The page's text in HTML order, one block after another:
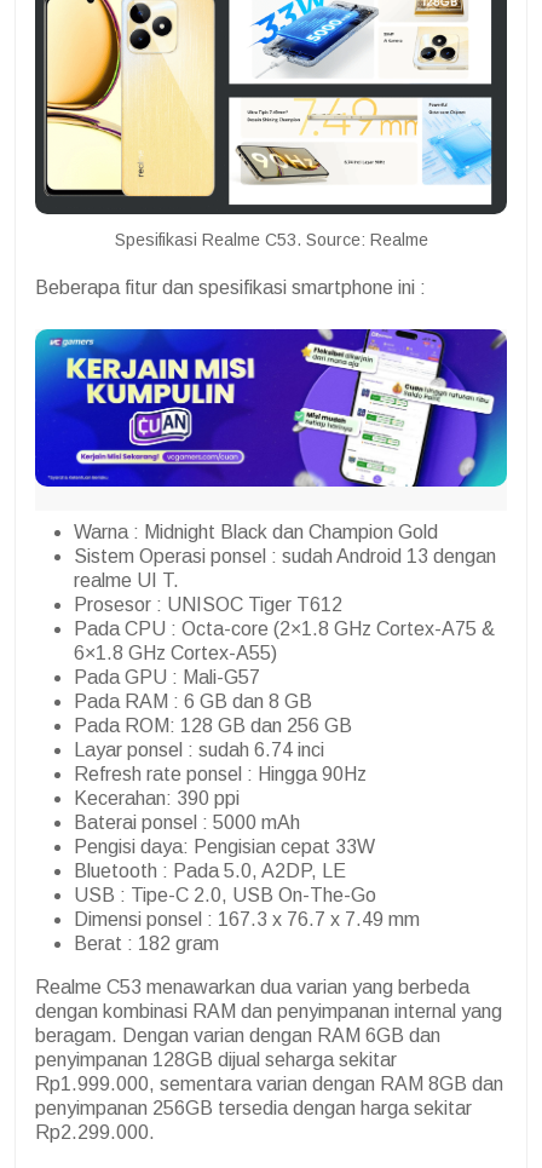
Spesifikasi Realme C53. Source: Realme
Beberapa fitur dan spesifikasi smartphone ini :
Warna : Midnight Black dan Champion Gold
Sistem Operasi ponsel : sudah Android 13 dengan
realme UI T.
Prosesor : UNISOC Tiger T612
Pada CPU : Octa-core (2×1.8 GHz Cortex-A75 &
6×1.8 GHz Cortex-A55)
Pada GPU : Mali-G57
Pada RAM : 6 GB dan 8 GB
Pada ROM: 128 GB dan 256 GB
Layar ponsel : sudah 6.74 inci
Refresh rate ponsel : Hingga 90Hz
Kecerahan: 390 ppi
Baterai ponsel : 5000 mAh
Pengisi daya: Pengisian cepat 33W
Bluetooth : Pada 5.0, A2DP, LE
USB : Tipe-C 2.0, USB On-The-Go
Dimensi ponsel : 167.3 x 76.7 x 7.49 mm
Berat : 182 gram
Realme C53 menawarkan dua varian yang berbeda
dengan kombinasi RAM dan penyimpanan internal yang
beragam. Dengan varian dengan RAM 6GB dan
penyimpanan 128GB dijual seharga sekitar
Rp1.999.000, sementara varian dengan RAM 8GB dan
penyimpanan 256GB tersedia dengan harga sekitar
Rp2.299.000.